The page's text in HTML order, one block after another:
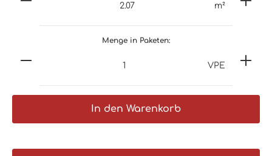
m²
Menge in Paketen:
VPE
In den Warenkorb